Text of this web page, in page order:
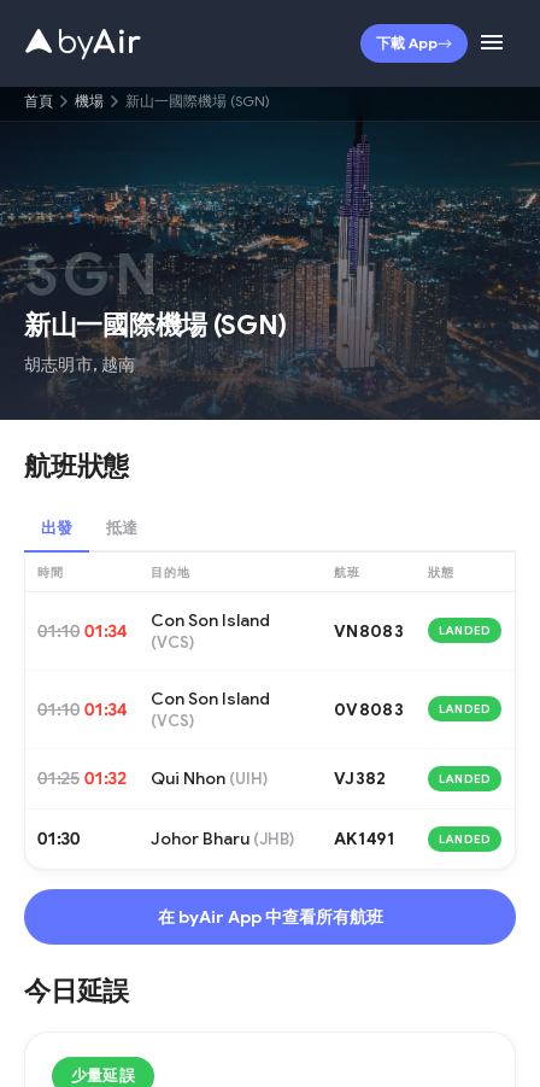
下載 App
首頁 機場 新山一國際機場 (SGN)
SGN
新山一國際機場(SGN)
胡志明市, 越南
航班狀態
出發 抵達
時間 目的地 航班 狀態
01:10 01:34 Con Son Island
(VCS)
VN8083 LANDED
01:10 01:34 Con Son Island
(VCS)
0V8083 LANDED
01:25 01:32 Qui Nhon (UIH) VJ382 LANDED
01:30 Johor Bharu (JHB) AK1491 LANDED
在 byAir App 中查看所有航班
今日延誤
少量延誤